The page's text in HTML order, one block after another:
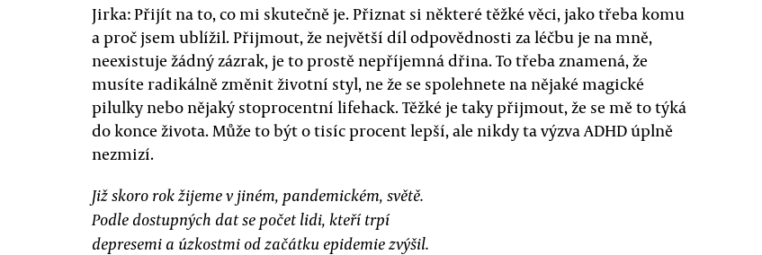
Jirka: Přijít na to, co mi skutečně je. Přiznat si některé těžké věci, jako třeba komu
a proč jsem ublížil. Přijmout, že největší díl odpovědnosti za léčbu je na mně,
neexistuje žádný zázrak, je to prostě nepříjemná dřina. To třeba znamená, že
musíte radikálně změnit životní styl, ne že se spolehnete na nějaké magické
pilulky nebo nějaký stoprocentní lifehack. Těžké je taky přijmout, že se mě to týká
do konce života. Může to být o tisíc procent lepší, ale nikdy ta výzva ADHD úplně
nezmizí.
Již skoro rok žijeme v jiném, pandemickém, světě.
Podle dostupných dat se počet lidi, kteří trpí
depresemi a úzkostmi od začátku epidemie zvýšil.